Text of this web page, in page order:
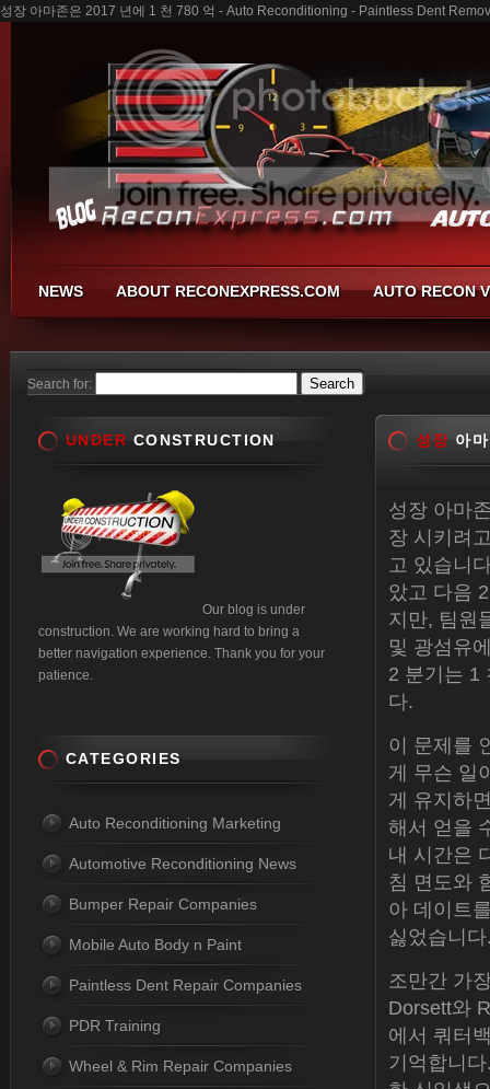
성장 아마존은 2017 년에 1 천 780 억 - Auto Reconditioning - Paintless Dent
NEWS ABOUT RECONEXPRESS.COM AUTO RECON
Search for:
성장 아
성장 아마
장 시키려
고 있습니
았고 다음
지만, 팀원
및 광섬유
2 분기는 1
다.
이 문제를
게 무슨 일
게 유지하
해서 얻을
내 시간은
침 면도와
아 데이트
싫었습니
조만간 가
Dorsett와
에서 쿼터
기억합니
UNDER CONSTRUCTION
Our blog is under
construction. We are working hard to bring a
better navigation experience. Thank you for your
patience.
CATEGORIES
Auto Reconditioning Marketing
Automotive Reconditioning News
Bumper Repair Companies
Mobile Auto Body n Paint
Paintless Dent Repair Companies
PDR Training
Wheel & Rim Repair Companies